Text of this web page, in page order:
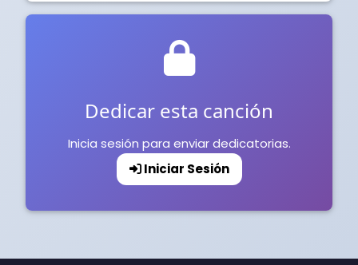
Dedicar esta canción
Inicia sesión para enviar dedicatorias.
Iniciar Sesión